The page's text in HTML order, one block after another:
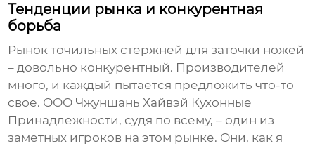
Тенденции рынка и конкурентная
борьба
Рынокточильных стержней для заточки ножей
– довольно конкурентный. Производителей
много, и каждый пытается предложить что-то
свое. ООО Чжуншань Хайвэй Кухонные
Принадлежности, судя по всему, – один из
заметных игроков на этом рынке. Они, как я